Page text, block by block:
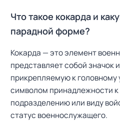
Что такое кокарда и
парадной форме?
Кокарда — это элемент
представляет собой значок
прикрепляемую к головному
символом принадлежности
подразделению или виду
статус военнослужащего.